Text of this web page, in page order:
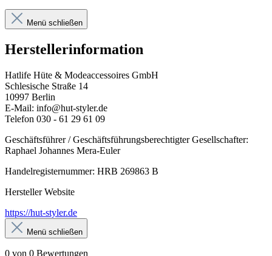
Menü schließen
Herstellerinformation
Hatlife Hüte & Modeaccessoires GmbH
Schlesische Straße 14
10997 Berlin
E-Mail: info@hut-styler.de
Telefon 030 - 61 29 61 09
Geschäftsführer / Geschäftsführungsberechtigter Gesellschafter:
Raphael Johannes Mera-Euler
Handelregisternummer: HRB 269863 B
Hersteller Website
https://hut-styler.de
Menü schließen
0 von 0 Bewertungen